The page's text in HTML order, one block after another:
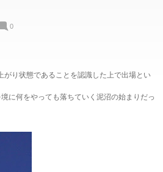
0
り状態であることを認識した上で出場とい
に何をやっても落ちていく泥沼の始まりだっ